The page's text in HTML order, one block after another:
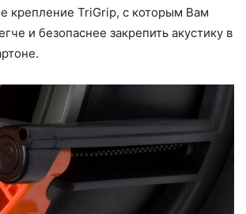
крепление TriGrip, с которым Вам
и безопаснее закрепить акустику в